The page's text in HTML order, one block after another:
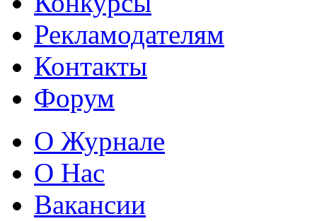
Рекламодателям
Контакты
Форум
О Журнале
О Нас
Вакансии